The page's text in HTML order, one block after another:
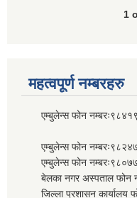
1
महत्वपूर्ण नम्बरहरु
एम्बुलेन्स फोन
एम्बुलेन्स फोन
एम्बुलेन्स फोन
बेलका नगर अस्पताल फोन
जिल्ला प्रशासन कार्यालय